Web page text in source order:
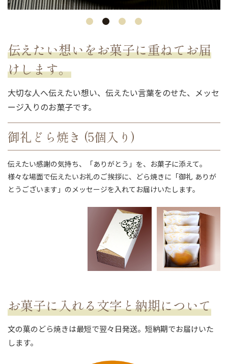
伝えたい想いをお菓子に重ねてお届
けします。
大切な人へ伝えたい想い、伝えたい言葉をのせた、メッセ
ージ入りのお菓子です。
御礼どら焼き (5個入り)
伝えたい感謝の気持ち、「ありがとう」を、お菓子に添えて。
様々な場面で伝えたいお礼のご挨拶に、どら焼きに「御礼 ありが
とうございます」のメッセージを入れてお届けいたします。
お菓子に入れる文字と納期について
文の菓のどら焼きは最短で翌々日発送。短納期でお届けいた
します。